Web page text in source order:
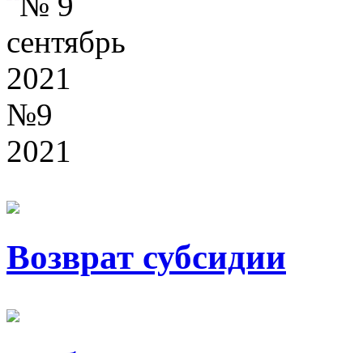
№9
2021
Возврат субсидии